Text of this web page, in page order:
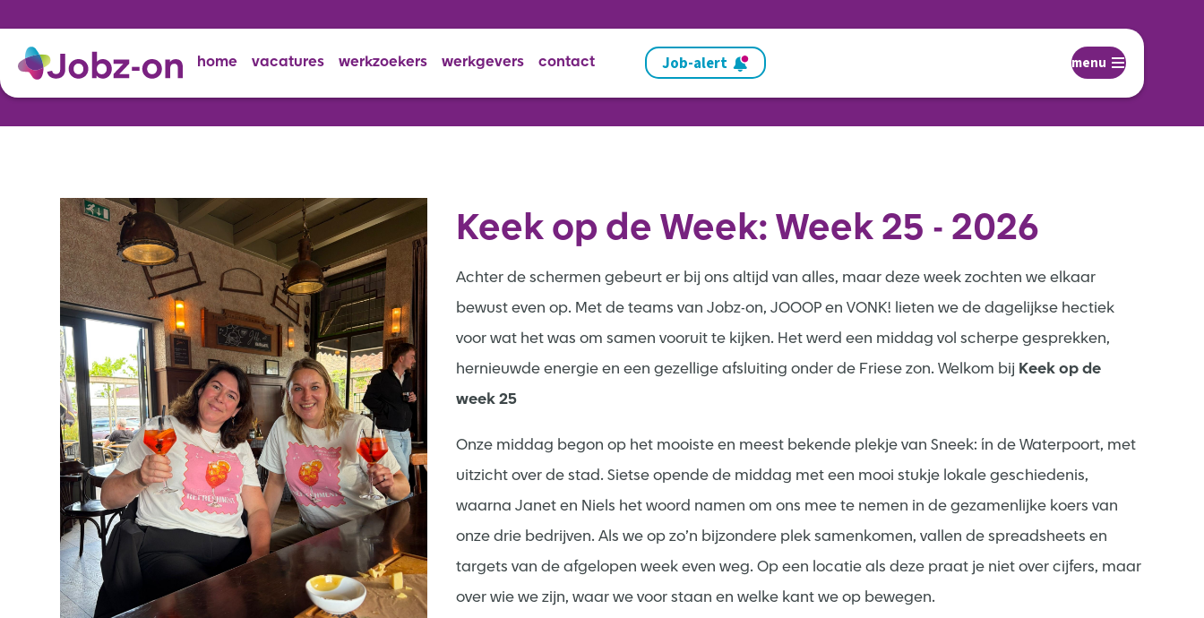
home vacatures werkzoekers werkgevers contact Job-alert menu
Keek op de Week: Week 25 - 2026
Achter de schermen gebeurt er bij ons altijd van alles, maar deze week zochten we elkaar
bewust even op. Met de teams van Jobz-on, JOOOP en VONK! lieten we de dagelijkse hectiek
voor wat het was om samen vooruit te kijken. Het werd een middag vol scherpe gesprekken,
hernieuwde energie en een gezellige afsluiting onder de Friese zon. Welkom bij Keek op de
week 25
Onze middag begon op het mooiste en meest bekende plekje van Sneek: ín de Waterpoort, met
uitzicht over de stad. Sietse opende de middag met een mooi stukje lokale geschiedenis,
waarna Janet en Niels het woord namen om ons mee te nemen in de gezamenlijke koers van
onze drie bedrijven. Als we op zo’n bijzondere plek samenkomen, vallen de spreadsheets en
targets van de afgelopen week even weg. Op een locatie als deze praat je niet over cijfers, maar
over wie we zijn, waar we voor staan en welke kant we op bewegen.